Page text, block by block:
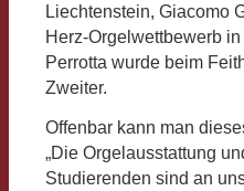
Liechtenstein, Giacomo
Herz-Orgelwettbewerb
Perrotta wurde beim
Zweiter.
Offenbar kann man
„Die Orgelausstattung
Studierenden sind an